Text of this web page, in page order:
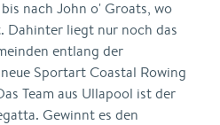
nach John o' Groats, wo
Dahinter liegt nur noch das
entlang der
Sportart Coastal Rowing
Team aus Ullapool ist der
Gewinnt es den